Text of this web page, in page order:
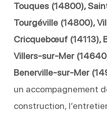
Touques (14800),
Tourgéville (14800),
Cricquebœuf (14113),
Villers-sur-Mer
Benerville-sur-Mer
un accompagnement
construction,